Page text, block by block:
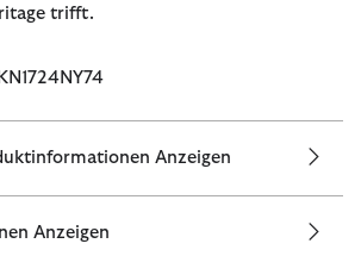
trifft.
Anzeigen
Anzeigen